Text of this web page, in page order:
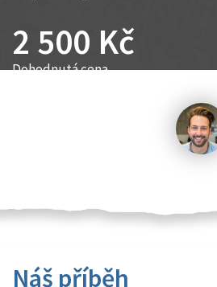
2 500 Kč
Dohodnutá cena
Náš příběh